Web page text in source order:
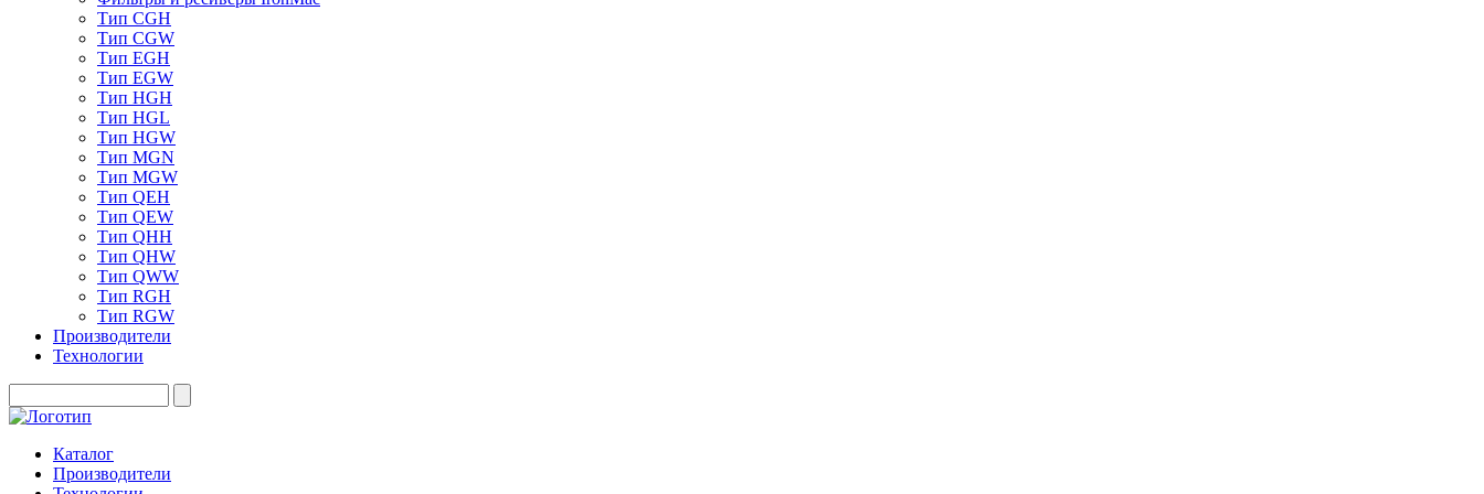
Тип CGH
Тип CGW
Тип EGH
Тип EGW
Тип HGH
Тип HGL
Тип HGW
Тип MGN
Тип MGW
Тип QEH
Тип QEW
Тип QHH
Тип QHW
Тип QWW
Тип RGH
Тип RGW
Производители
Технологии
Каталог
Производители